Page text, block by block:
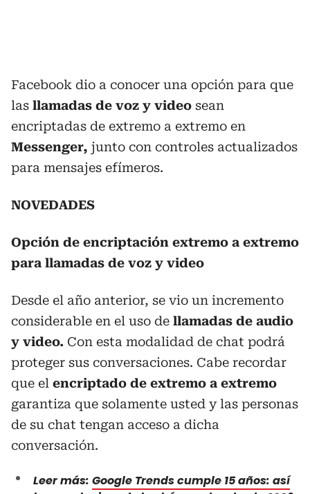
Facebook dio a conocer una opción para que
las llamadas de voz y video sean
encriptadas de extremo a extremo en
Messenger, junto con controles actualizados
para mensajes efímeros.
NOVEDADES
Opción de encriptación extremo a extremo
para llamadas de voz y video
Desde el año anterior, se vio un incremento
considerable en el uso de llamadas de audio
y video. Con esta modalidad de chat podrá
proteger sus conversaciones. Cabe recordar
que el encriptado de extremo a extremo
garantiza que solamente usted y las personas
de su chat tengan acceso a dicha
conversación.
Leer más: Google Trends cumple 15 años: así